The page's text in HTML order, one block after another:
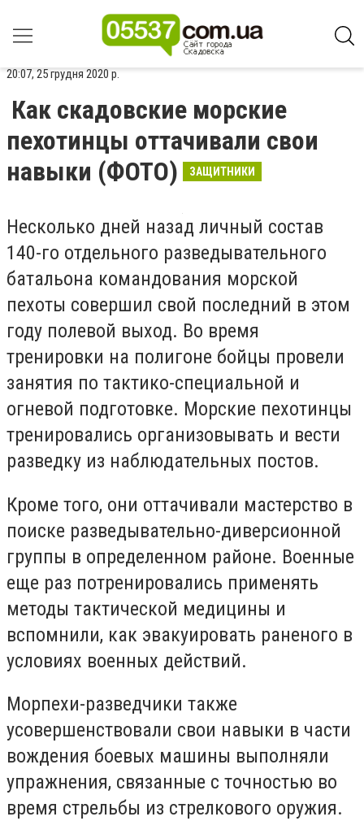
20:07, 25 грудня 2020 р.
Как скадовские морские
пехотинцы оттачивали свои
навыки (ФОТО)
ЗАЩИТНИКИ
Несколько дней назад личный состав
140-го отдельного разведывательного
батальона командования морской
пехоты совершил свой последний в этом
году полевой выход. Во время
тренировки на полигоне бойцы провели
занятия по тактико-специальной и
огневой подготовке. Морские пехотинцы
тренировались организовывать и вести
разведку из наблюдательных постов.
Кроме того, они оттачивали мастерство в
поиске разведывательно-диверсионной
группы в определенном районе. Военные
еще раз потренировались применять
методы тактической медицины и
вспомнили, как эвакуировать раненого в
условиях военных действий.
Морпехи-разведчики также
усовершенствовали свои навыки в части
вождения боевых машины выполняли
упражнения, связанные с точностью во
время стрельбы из стрелкового оружия.